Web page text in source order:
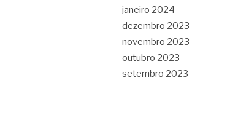
janeiro 2024
dezembro 2023
novembro 2023
outubro 2023
setembro 2023